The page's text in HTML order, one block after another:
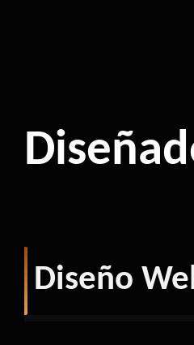
Diseño